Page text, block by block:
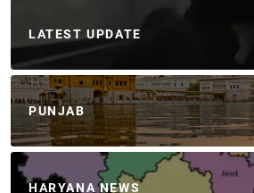
LATEST UPDATE
PUNJAB
HARYANA NEWS